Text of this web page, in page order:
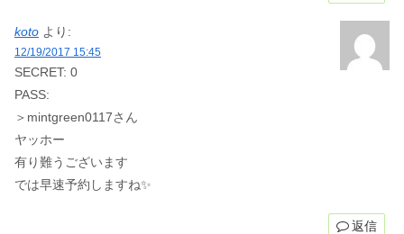
koto より:
12/19/2017 15:45
SECRET: 0
PASS:
＞mintgreen0117さん
ヤッホー
有り難うございます
では早速予約しますね✨
返信